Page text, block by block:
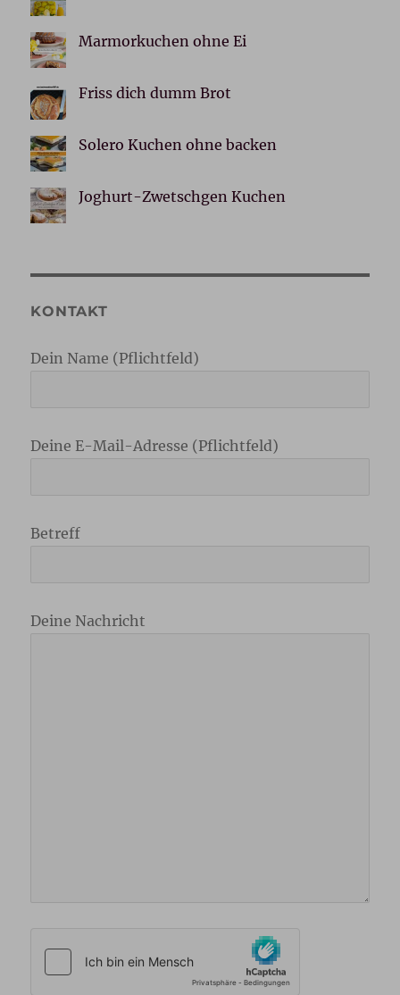
Marmorkuchen ohne Ei
Friss dich dumm Brot
Solero Kuchen ohne backen
Joghurt-Zwetschgen Kuchen
KONTAKT
Dein Name (Pflichtfeld)
Deine E-Mail-Adresse (Pflichtfeld)
Betreff
Deine Nachricht